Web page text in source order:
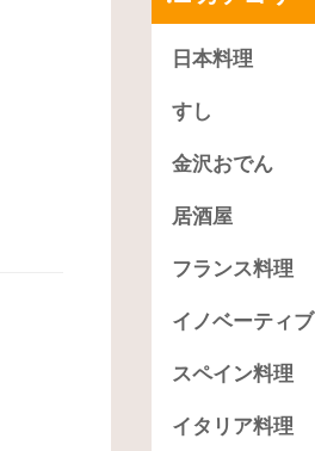
日本料理
すし
金沢おでん
居酒屋
フランス料理
イノベーティブ
スペイン料理
イタリア料理